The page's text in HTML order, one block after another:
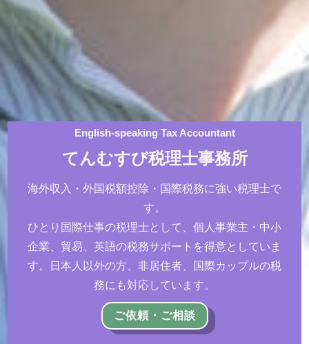
English-speaking Tax Accountant
てんむすび税理士事務所
海外収入・外国税額控除・国際税務に強い税理士で
す。
ひとり国際仕事の税理士として、個人事業主・中小
企業、貿易、英語の税務サポートを得意としていま
す。日本人以外の方、非居住者、国際カップルの税
務にも対応しています。
ご依頼・ご相談